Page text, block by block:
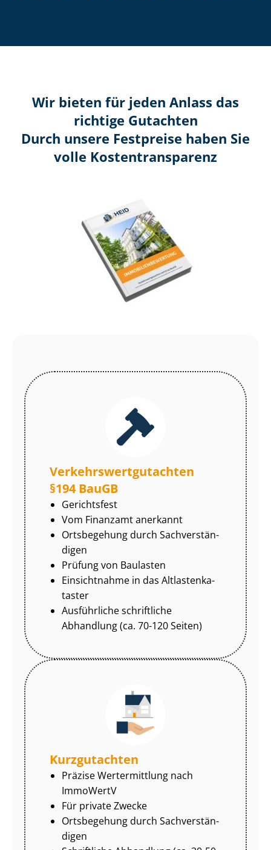
Wir bieten für jeden Anlass das
richtige Gutachten
Durch unsere Festpreise haben Sie
volle Kosten­transparenz
Ver­kehrs­wert­gut­ach­ten
§194 BauGB
Gerichtsfest
Vom Finanzamt anerkannt
Ortsbegehung durch Sach­ver­stän­
di­gen
Prüfung von Baulasten
Einsichtnahme in das Alt­las­ten­ka­
tas­ter
Ausführliche schriftliche
Abhandlung (ca. 70-120 Seiten)
Kurzgutachten
Präzise Wertermittlung nach
ImmoWertV
Für private Zwecke
Ortsbegehung durch Sach­ver­stän­
di­gen